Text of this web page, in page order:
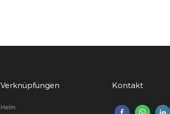
Verknüpfungen
Heim
Kontakt